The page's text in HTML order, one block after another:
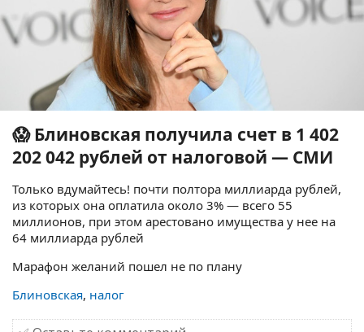
😱 Блиновская получила счет в 1 402
202 042 рублей от налоговой — СМИ
Только вдумайтесь! почти полтора миллиарда рублей,
из которых она оплатила около 3% — всего 55
миллионов, при этом арестовано имущества у нее на
64 миллиарда рублей
Марафон желаний пошел не по плану
Блиновская, налог